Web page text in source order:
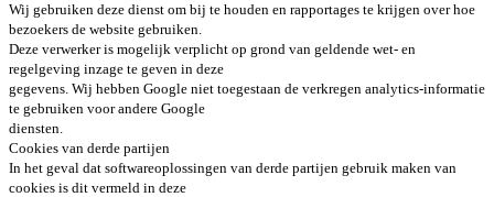
Wij gebruiken deze dienst om bij te houden en rapportages te krijgen over hoe
bezoekers de website gebruiken.
Deze verwerker is mogelijk verplicht op grond van geldende wet- en
regelgeving inzage te geven in deze
gegevens. Wij hebben Google niet toegestaan de verkregen analytics-informatie
te gebruiken voor andere Google
diensten.
Cookies van derde partijen
In het geval dat softwareoplossingen van derde partijen gebruik maken van
cookies is dit vermeld in deze